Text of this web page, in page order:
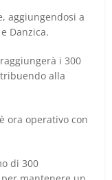
aggiungendosi a
Danzica.
i 300
alla
ora operativo con
di 300